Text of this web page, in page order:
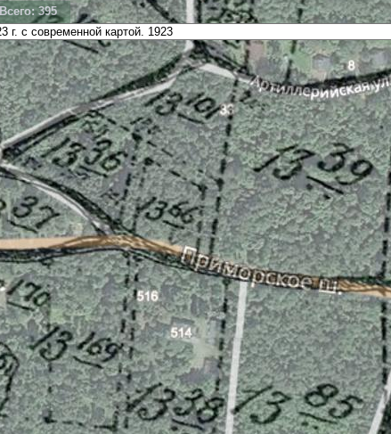
Всего: 395